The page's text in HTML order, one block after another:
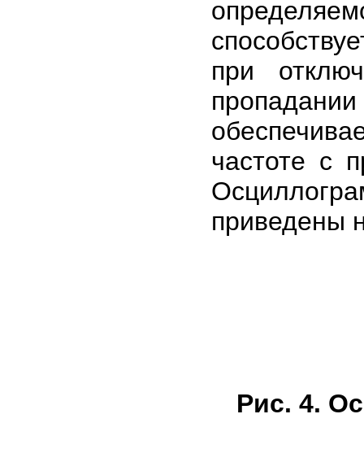
при
частоте с
приведены
Рис. 4.